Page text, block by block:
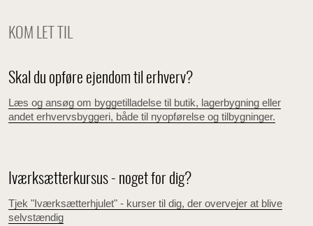
KOM LET TIL
Skal du opføre ejendom til erhverv?
Læs og ansøg om byggetilladelse til butik, lagerbygning eller
andet erhvervsbyggeri, både til nyopførelse og tilbygninger.
Iværksætterkursus - noget for dig?
Tjek "Iværksætterhjulet" - kurser til dig, der overvejer at blive
selvstændig